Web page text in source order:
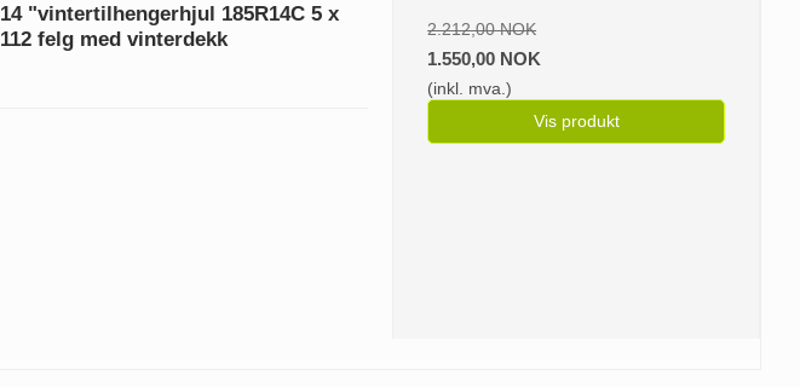
14 "vintertilhengerhjul 185R14C 5 x
112 felg med vinterdekk
2.212,00 NOK
1.550,00 NOK
(inkl. mva.)
Vis produkt